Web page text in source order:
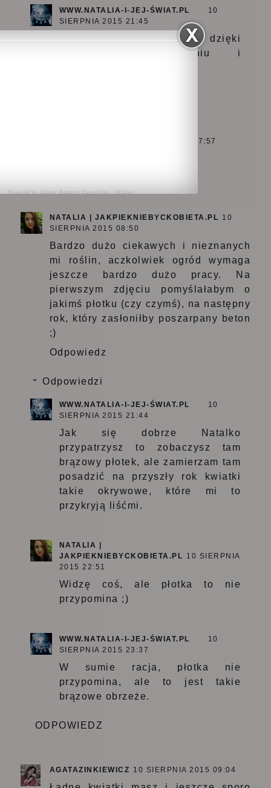
WWW.NATALIA-I-JEJ-ŚWIAT.PL
10
SIERPNIA 2015 21:45
Kwiaty dają radę dzięki
regularnemu podlewaniu i
10 SIERPNIA 2015 07:57
NATALIA | JAKPIEKNIEBYCKOBIETA.PL 10
SIERPNIA 2015 08:50
Bardzo dużo ciekawych i nieznanych
mi roślin, aczkolwiek ogród wymaga
jeszcze bardzo dużo pracy. Na
pierwszym zdjęciu pomyślałabym o
jakimś płotku (czy czymś), na następny
rok, który zasłoniłby poszarpany beton
;)
Odpowiedz
Odpowiedzi
WWW.NATALIA-I-JEJ-ŚWIAT.PL
10
SIERPNIA 2015 21:44
Jak się dobrze Natalko
przypatrzysz to zobaczysz tam
brązowy płotek, ale zamierzam tam
posadzić na przyszły rok kwiatki
takie okrywowe, które mi to
przykryją liśćmi.
NATALIA |
JAKPIEKNIEBYCKOBIETA.PL 10 SIERPNIA
2015 22:51
Widzę coś, ale płotka to nie
przypomina ;)
WWW.NATALIA-I-JEJ-ŚWIAT.PL
10
SIERPNIA 2015 23:37
W sumie racja, płotka nie
przypomina, ale to jest takie
brązowe obrzeże.
ODPOWIEDZ
AGATAZINKIEWICZ 10 SIERPNIA 2015 09:04
Powered byJasper Roberts Consulting -Widget